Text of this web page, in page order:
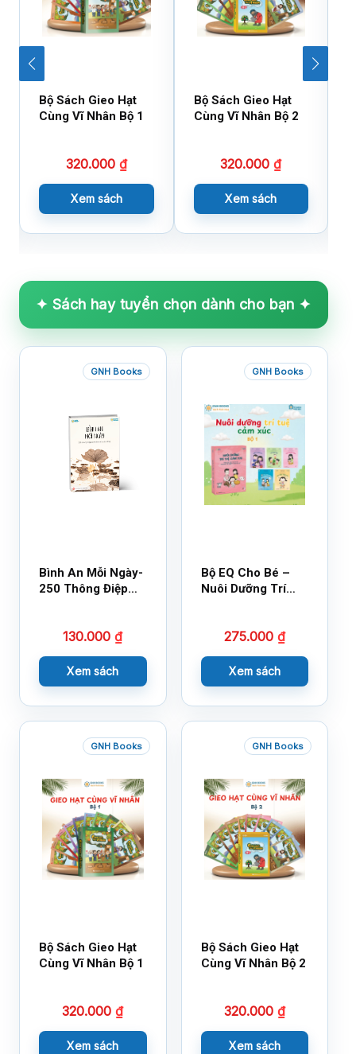
Bộ Sách Gieo Hạt
Cùng Vĩ Nhân Bộ 1
320.000 ₫
Xem sách
Bộ Sách Gieo Hạt
Cùng Vĩ Nhân Bộ 2
320.000₫
Xem sách
✦ Sách hay tuyển chọn dành cho bạn ✦
GNH Books
Bình An Mỗi Ngày-
250 Thông Điệp
130.000₫
Xem sách
GNH Books
Bộ EQ Cho Bé –
Nuôi Dưỡng Trí
275.000 ₫
Xem sách
GNH Books
Bộ Sách Gieo Hạt
Cùng Vĩ Nhân Bộ 1
320.000₫
Xem sách
GNH Books
Bộ Sách Gieo Hạt
Cùng Vĩ Nhân Bộ 2
320.000 ₫
Xem sách